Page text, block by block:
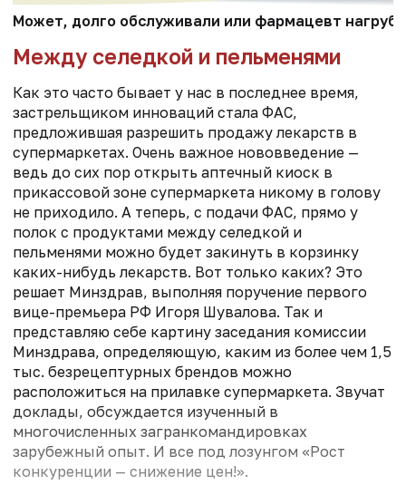
Может, долго обслуживали или фармацевт
Между селедкой и пельменями
Как это часто бывает у нас в последнее время,
застрельщиком инноваций стала ФАС,
предложившая разрешить продажу лекарств в
супермаркетах. Очень важное нововведение —
ведь до сих пор открыть аптечный киоск в
прикассовой зоне супермаркета никому в голову
не приходило. А теперь, с подачи ФАС, прямо у
полок с продуктами между селедкой и
пельменями можно будет закинуть в корзинку
каких-нибудь лекарств. Вот только каких? Это
решает Минздрав, выполняя поручение первого
вице-премьера РФ Игоря Шувалова. Так и
представляю себе картину заседания комиссии
Минздрава, определяющую, каким из более чем 1,5
тыс. безрецептурных брендов можно
расположиться на прилавке супермаркета. Звучат
доклады, обсуждается изученный в
многочисленных загранкомандировках
зарубежный опыт. И все под лозунгом «Рост
конкуренции — снижение цен!».